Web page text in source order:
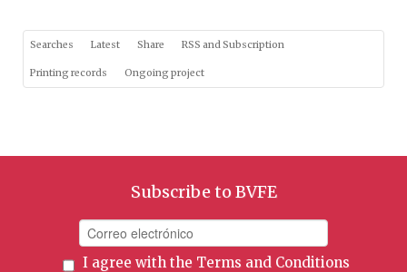
Searches Latest Share RSS and Subscription
Printing records Ongoing project
Subscribe to BVFE
I agree with the Terms and Conditions